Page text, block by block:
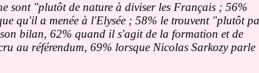
sont "plutôt de nature à diviser les Français ; 56%
qu'il a menée à l'Elysée ; 58% le trouvent "plutôt
bilan, 62% quand il s'agit de la formation et de
au référendum, 69% lorsque Nicolas Sarkozy parle